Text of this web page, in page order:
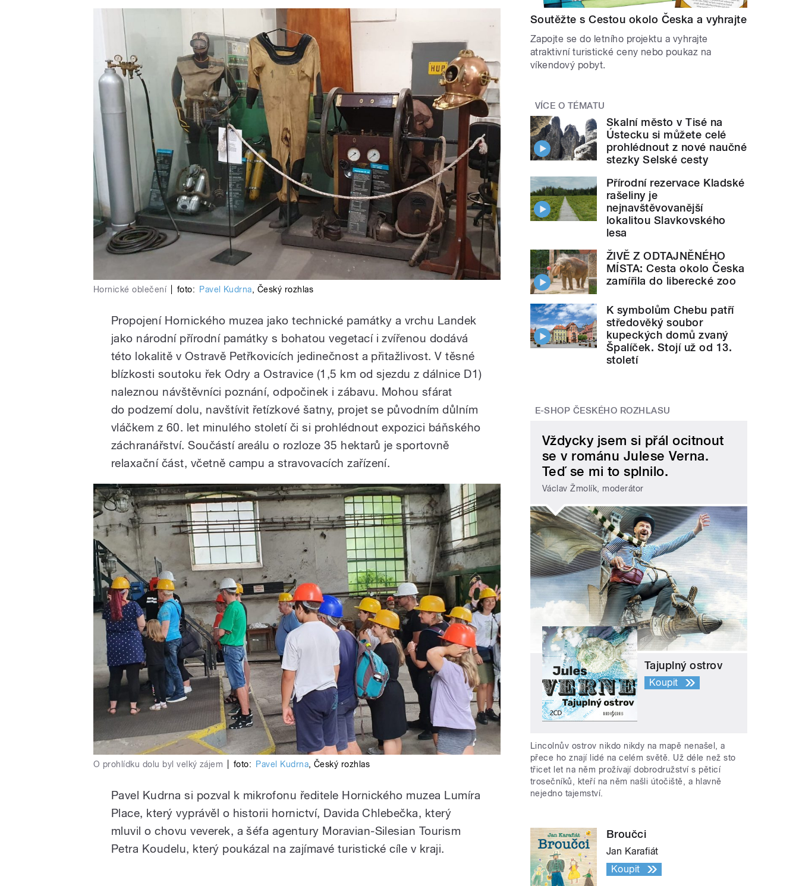
Hornické oblečení foto: Pavel Kudrna, Český rozhlas
Propojení Hornického muzea jako technické památky a vrchu Landek
jako národní přírodní památky s bohatou vegetací i zvířenou dodává
této lokalitě v Ostravě Petřkovicích jedinečnost a přitažlivost. V těsné
blízkosti soutoku řek Odry a Ostravice (1,5 km od sjezdu z dálnice D1)
naleznou návštěvníci poznání, odpočinek i zábavu. Mohou sfárat
do podzemí dolu, navštívit řetízkové šatny, projet se původním důlním
vláčkem z 60. let minulého století či si prohlédnout expozici báňského
záchranářství. Součástí areálu o rozloze 35 hektarů je sportovně
relaxační část, včetně campu a stravovacích zařízení.
O prohlídku dolu byl velký zájem foto: Pavel Kudrna, Český rozhlas
Pavel Kudrna si pozval k mikrofonu ředitele Hornického muzea Lumíra
Place, který vyprávěl o historii hornictví, Davida Chlebečka, který
mluvil o chovu veverek, a šéfa agentury Moravian-Silesian Tourism
Petra Koudelu, který poukázal na zajímavé turistické cíle v kraji.
Soutěžte s Cestou okolo Česka a vyhrajte
Zapojte se do letního projektu a vyhrajte
atraktivní turistické ceny nebo poukaz na
víkendový pobyt.
VÍCE O TÉMATU
Skalní město v Tisé na
Ústecku si můžete celé
prohlédnout z nové naučné
stezky Selské cesty
Přírodní rezervace Kladské
rašeliny je
nejnavštěvovanější
lokalitou Slavkovského
lesa
ŽIVĚ Z ODTAJNĚNÉHO
MÍSTA: Cesta okolo Česka
zamířila do liberecké zoo
K symbolům Chebu patří
středověký soubor
kupeckých domů zvaný
Špalíček. Stojí už od 13.
století
E-SHOP ČESKÉHO ROZHLASU
Vždycky jsem si přál ocitnout
se v románu Julese Verna.
Teď se mi to splnilo.
Václav Žmolík, moderátor
Tajuplný ostrov
Koupit
Lincolnův ostrov nikdo nikdy na mapě nenašel, a
přece ho znají lidé na celém světě. Už déle než sto
třicet let na něm prožívají dobrodružství s pěticí
trosečníků, kteří na něm našli útočiště, a hlavně
nejedno tajemství.
Broučci
Jan Karafiát
Koupit